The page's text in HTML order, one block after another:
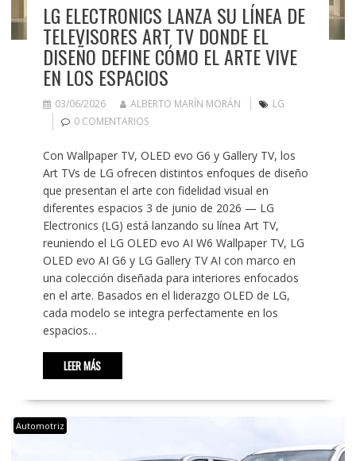
LG ELECTRONICS LANZA SU LÍNEA DE
TELEVISORES ART TV DONDE EL
DISEÑO DEFINE CÓMO EL ARTE VIVE
EN LOS ESPACIOS
03/06/2026 ALBERTO MARÍN MORÁN
LG
0 COMENTARIOS
Con Wallpaper TV, OLED evo G6 y Gallery TV, los
Art TVs de LG ofrecen distintos enfoques de diseño
que presentan el arte con fidelidad visual en
diferentes espacios 3 de junio de 2026 — LG
Electronics (LG) está lanzando su línea Art TV,
reuniendo el LG OLED evo AI W6 Wallpaper TV, LG
OLED evo AI G6 y LG Gallery TV AI con marco en
una colección diseñada para interiores enfocados
en el arte. Basados en el liderazgo OLED de LG,
cada modelo se integra perfectamente en los
espacios…
LEER MÁS
Automotriz